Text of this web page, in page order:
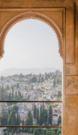
onboarden en
taken eenvoudig
integreren
en payroll
met HR solutions op
voor zzp'ers
en
Inloggen